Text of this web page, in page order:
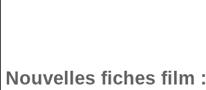
Nouvelles fiches film :